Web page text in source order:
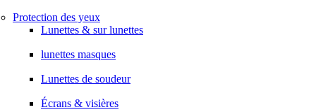
Protection des yeux
Lunettes & sur lunettes
lunettes masques
Lunettes de soudeur
Écrans & visières